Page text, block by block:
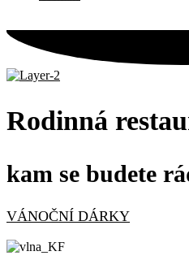
Rodinná
kam se budete
VÁNOČNÍ DÁRKY